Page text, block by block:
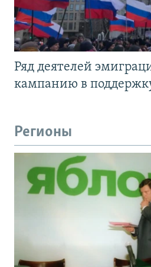
Ряд деятелей
кампанию в
Регионы